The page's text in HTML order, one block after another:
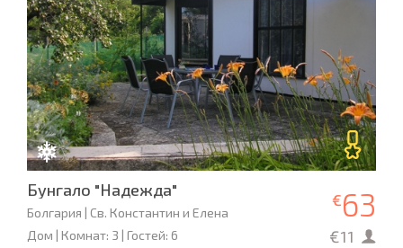
Бунгало "Надежда"
Болгария | Св. Константин и Елена
Дом | Комнат: 3 | Гостей: 6
€63
€11